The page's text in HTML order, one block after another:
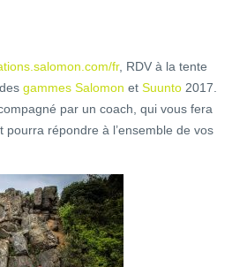
fr, RDV à la tente
gammes Salomon et Suunto 2017.
par un coach, qui vous fera
répondre à l’ensemble de vos